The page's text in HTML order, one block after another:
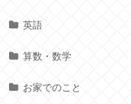
英語
算数・数学
お家でのこと